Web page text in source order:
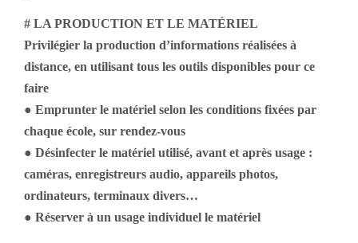
# LA PRODUCTION ET LE MATÉRIEL
Privilégier la production d’informations réalisées à
distance, en utilisant tous les outils disponibles pour ce
faire
● Emprunter le matériel selon les conditions fixées par
chaque école, sur rendez-vous
● Désinfecter le matériel utilisé, avant et après usage :
caméras, enregistreurs audio, appareils photos,
ordinateurs, terminaux divers…
● Réserver à un usage individuel le matériel